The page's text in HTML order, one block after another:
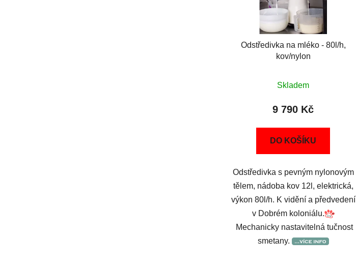
Odstředivka na mléko - 80l/h,
kov/nylon
Skladem
9 790 Kč
DO KOŠÍKU
Odstředivka s pevným nylonovým
tělem, nádoba kov 12l, elektrická,
výkon 80l/h. K vidění a předvedení
v Dobrém koloniálu.
Mechanicky nastavitelná tučnost
smetany.